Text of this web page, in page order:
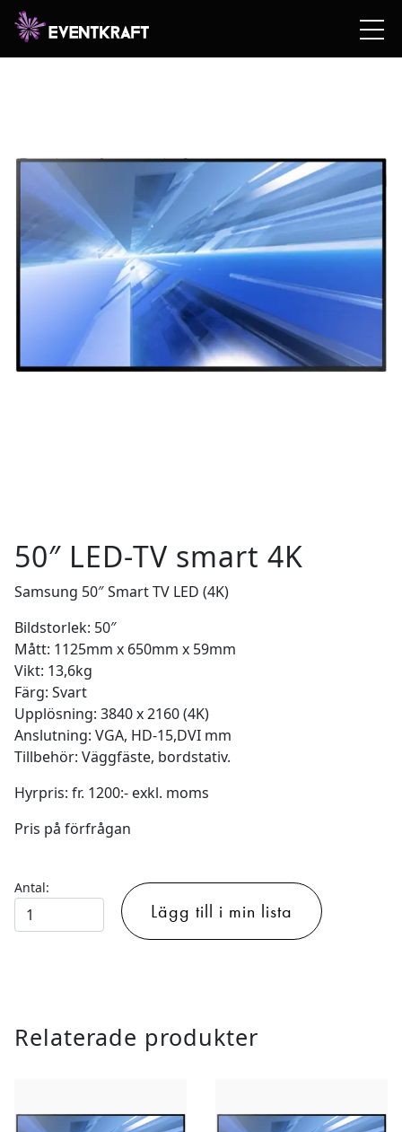
Hem
bildskärmar/ 50″ LED-TV smart 4K
50″ LED-TV smart 4K
Samsung 50″ Smart TV LED (4K)
Bildstorlek: 50″
Mått: 1125mm x 650mm x 59mm
Vikt: 13,6kg
Färg: Svart
Upplösning: 3840 x 2160 (4K)
Anslutning: VGA, HD-15,DVI mm
Tillbehör: Väggfäste, bordstativ.
Hyrpris: fr. 1200:- exkl. moms
Pris på förfrågan
Antal:
50"
LED-
Lägg till i min lista
Relaterade produkter